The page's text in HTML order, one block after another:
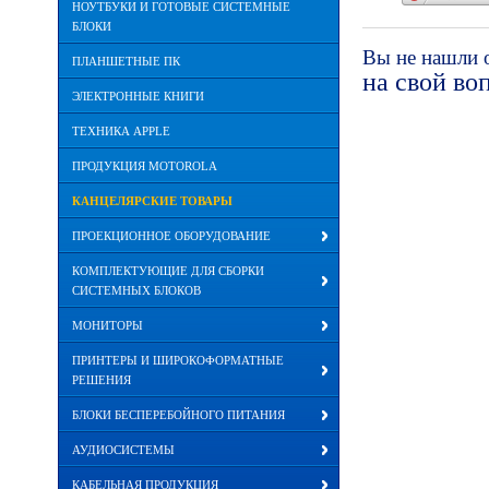
НОУТБУКИ И ГОТОВЫЕ СИСТЕМНЫЕ
БЛОКИ
ПЛАНШЕТНЫЕ ПК
ЭЛЕКТРОННЫЕ КНИГИ
ТЕХНИКА APPLE
ПРОДУКЦИЯ MOTOROLA
КАНЦЕЛЯРСКИЕ ТОВАРЫ
ПРОЕКЦИОННОЕ ОБОРУДОВАНИЕ
КОМПЛЕКТУЮЩИЕ ДЛЯ СБОРКИ
СИСТЕМНЫХ БЛОКОВ
МОНИТОРЫ
ПРИНТЕРЫ И ШИРОКОФОРМАТНЫЕ
РЕШЕНИЯ
БЛОКИ БЕСПЕРЕБОЙНОГО ПИТАНИЯ
АУДИОСИСТЕМЫ
КАБЕЛЬНАЯ ПРОДУКЦИЯ
Вы не нашли
на свой